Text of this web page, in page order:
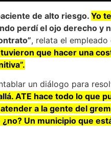
de alto riesgo. Yo
perdí el ojo derecho y
, relata el empleado
que hacer una
un diálogo para
ATE hace todo lo que
a la gente del
Un municipio que